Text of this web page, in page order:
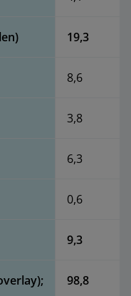
19,3
8,6
3,8
6,3
0,6
9,3
98,8